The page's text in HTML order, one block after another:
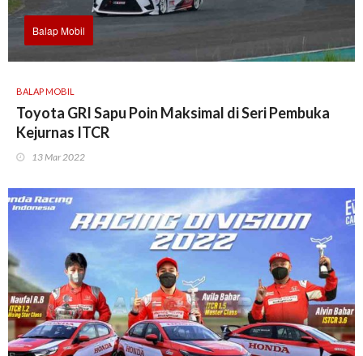
Balap Mobil
BALAP MOBIL
Toyota GRI Sapu Poin Maksimal di Seri Pembuka
Kejurnas ITCR
13 Mar 2022